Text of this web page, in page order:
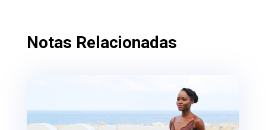
Notas Relacionadas